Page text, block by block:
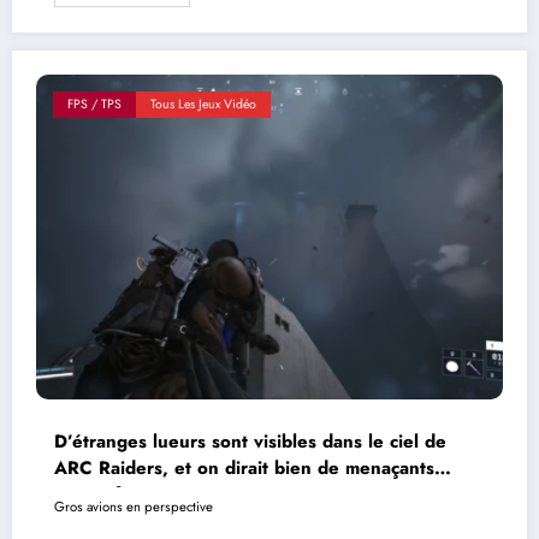
FPS / TPS Tous Les Jeux Vidéo
D’étranges lueurs sont visibles dans le ciel de
ARC Raiders, et on dirait bien de menaçants
aéronefs
Gros avions en perspective